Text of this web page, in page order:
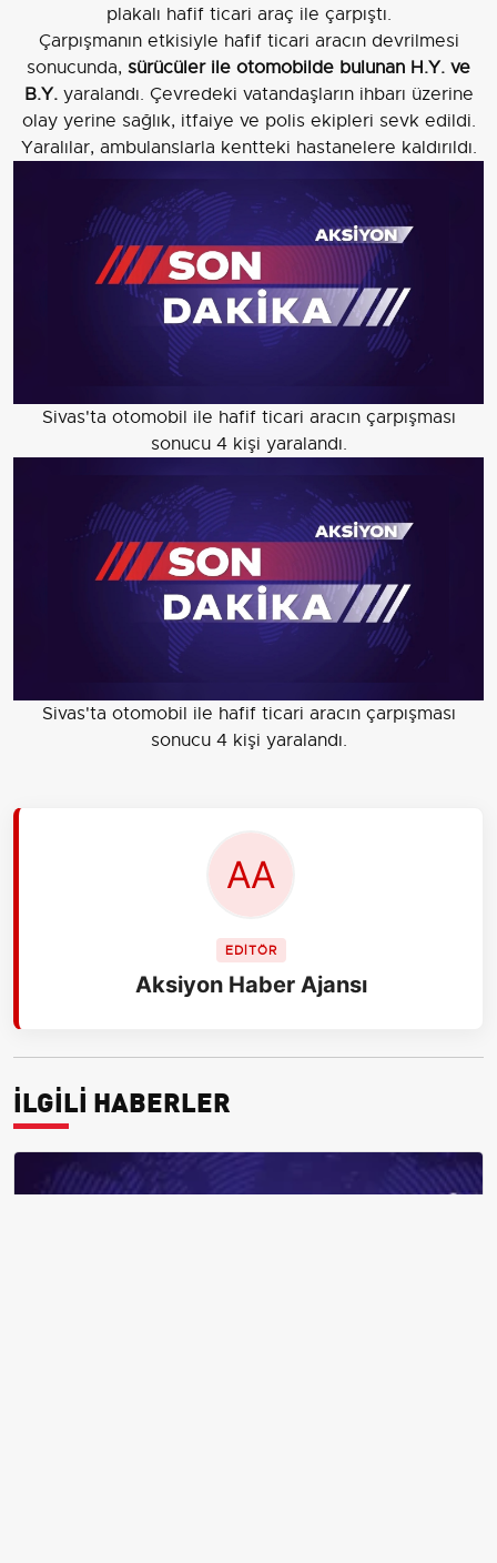
plakalı hafif ticari araç ile çarpıştı.
Çarpışmanın etkisiyle hafif ticari aracın devrilmesi
sonucunda, sürücüler ile otomobilde bulunan H.Y. ve
B.Y.yaralandı. Çevredeki vatandaşların ihbarı üzerine
olay yerine sağlık, itfaiye ve polis ekipleri sevk edildi.
Yaralılar, ambulanslarla kentteki hastanelere kaldırıldı.
Sivas'ta otomobil ile hafif ticari aracın çarpışması
sonucu 4 kişi yaralandı.
Sivas'ta otomobil ile hafif ticari aracın çarpışması
sonucu 4 kişi yaralandı.
EDİTÖR
Aksiyon Haber Ajansı
İLGİLİ HABERLER